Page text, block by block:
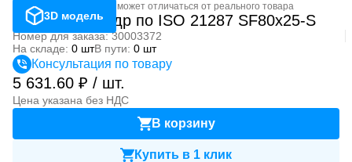
3D модель
Фотография может отличаться от реального товара
Пневмоцилиндр по ISO 21287 SF80x25-S
Номер для заказа: 30003372
На складе: 0 штВ пути: 0 шт
Консультация по товару
5 631.60 ₽ / шт.
Цена указана без НДС
В корзину
Купить в 1 клик